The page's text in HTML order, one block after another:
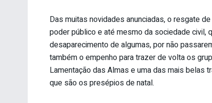
Das muitas novidades anunciadas, o resgate
poder público e até mesmo da sociedade
desaparecimento de algumas, por não
também o empenho para trazer de volta os
Lamentação das Almas e uma das mais belas
que são os presépios de natal.